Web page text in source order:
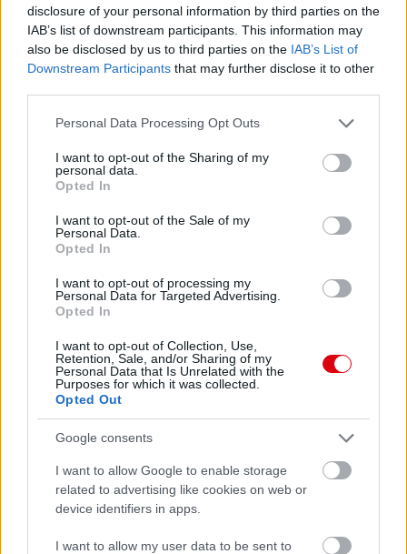
disclosure of your personal information by third parties on the
IAB’s list of downstream participants. This information may
also be disclosed by us to third parties on the IAB’s List of
Downstream Participants that may further disclose it to other
Please note that this website/app uses one or more Google
not limited to your visit or usage behaviour. You may click to
grant or deny consent to Google and its third-party tags to
use your data for below specified purposes in below Google
consent section.
Personal Data Processing Opt Outs
I want to opt-out of the Sharing of my
personal data.
Opted In
I want to opt-out of the Sale of my
Personal Data.
Opted In
I want to opt-out of processing my
Personal Data for Targeted Advertising.
Opted In
I want to opt-out of Collection, Use,
Retention, Sale, and/or Sharing of my
Personal Data that Is Unrelated with the
Purposes for which it was collected.
Opted Out
Google consents
I want to allow Google to enable storage
related to advertising like cookies on web or
device identifiers in apps.
I want to allow my user data to be sent to
Meccs Center
Paris Saint-Germainvs
Felkészülési szezon 4. mérkőzés
Nya Ullevi, Göteborg